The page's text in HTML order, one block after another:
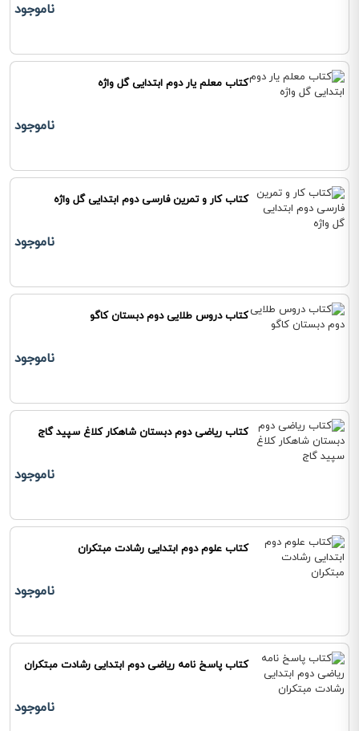
ناموجود
کتاب معلم یار دوم ابتدایی گل واژه
ناموجود
کتاب کار و تمرین فارسی دوم ابتدایی گل واژه
ناموجود
کتاب دروس طلایی دوم دبستان کاگو
ناموجود
کتاب ریاضی دوم دبستان شاهکار کلاغ سپید گاج
ناموجود
کتاب علوم دوم ابتدایی رشادت مبتکران
ناموجود
کتاب پاسخ نامه ریاضی دوم ابتدایی رشادت مبتکران
ناموجود